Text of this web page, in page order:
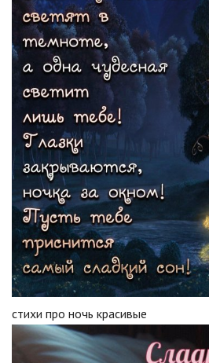
стихи про ночь красивые